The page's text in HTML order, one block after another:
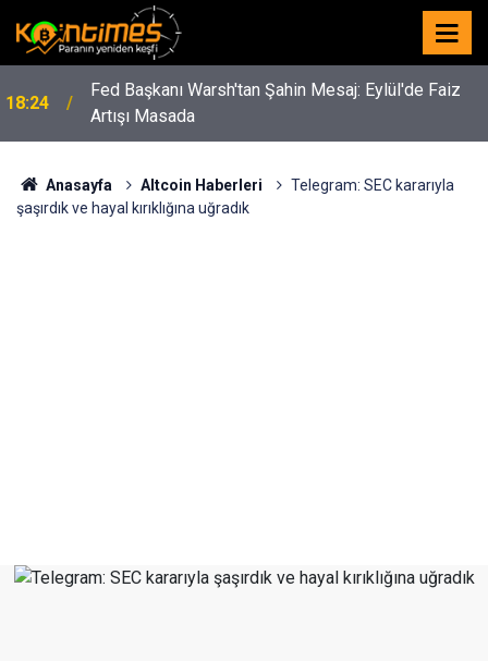
18:24
Fed Başkanı Warsh'tan Şahin Mesaj: Eylül'de Faiz
Artışı Masada
Anasayfa Altcoin Haberleri
Telegram: SEC kararıyla
şaşırdık ve hayal kırıklığına uğradık